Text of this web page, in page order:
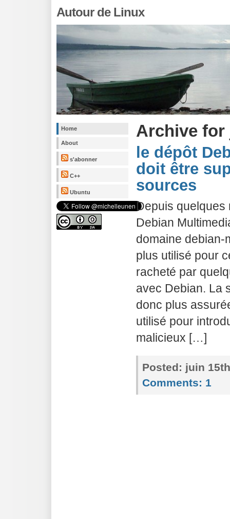
Autour de Linux
Home
About
s'abonner
C++
Ubuntu
Archive for
le dépôt
doit être
sources
Depuis quelques
Debian
domaine debian-
plus utilisé pour
racheté par
avec Debian. La
donc plus
utilisé pour
malicieux […]
Posted: juin
Comments: 1